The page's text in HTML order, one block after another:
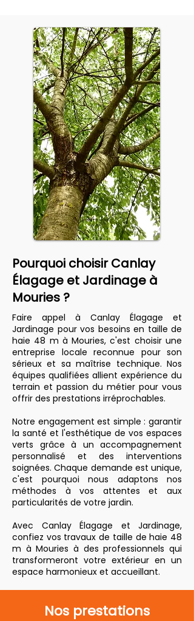
Pourquoi choisir Canlay
Élagage et Jardinage à
Mouries ?
Faire appel à Canlay Élagage et
Jardinage pour vos besoins en taille de
haie 48 m à Mouries, c'est choisir une
entreprise locale reconnue pour son
sérieux et sa maîtrise technique. Nos
équipes qualifiées allient expérience du
terrain et passion du métier pour vous
offrir des prestations irréprochables.
Notre engagement est simple : garantir
la santé et l'esthétique de vos espaces
verts grâce à un accompagnement
personnalisé et des interventions
soignées. Chaque demande est unique,
c'est pourquoi nous adaptons nos
méthodes à vos attentes et aux
particularités de votre jardin.
Avec Canlay Élagage et Jardinage,
confiez vos travaux de taille de haie 48
m à Mouries à des professionnels qui
transformeront votre extérieur en un
espace harmonieux et accueillant.
Nos prestations